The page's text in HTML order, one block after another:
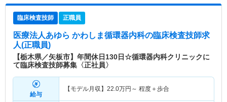
臨床検査技師 正職員
医療法人あゆら かわしま循環器内科の臨床検査技師求
人(正職員)
【栃木県／矢板市】年間休日130日☆循環器内科クリニックに
て臨床検査技師募集〈正社員〉
給与
【モデル月収】 22.0万円～ 程度＋歩合